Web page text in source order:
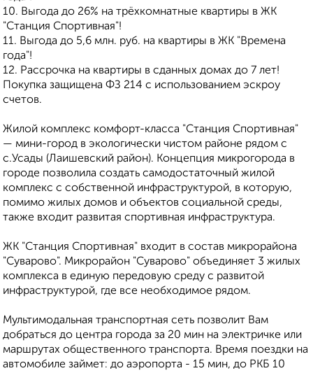
10. Выгода до 26% на трёхкомнатные квартиры в ЖК
"Станция Спортивная"!
11. Выгода до 5,6 млн. руб. на квартиры в ЖК "Времена
года"!
12. Рассрочка на квартиры в сданных домах до 7 лет!
Покупка защищена ФЗ 214 с использованием эскроу
счетов.
Жилой комплекс комфорт-класса "Станция Спортивная"
— мини-город в экологически чистом районе рядом с
с.Усады (Лаишевский район). Концепция микрогорода в
городе позволила создать самодостаточный жилой
комплекс с собственной инфраструктурой, в которую,
помимо жилых домов и объектов социальной среды,
также входит развитая спортивная инфраструктура.
ЖК "Станция Спортивная" входит в состав микрорайона
"Суварово". Микрорайон "Суварово" объединяет 3 жилых
комплекса в единую передовую среду с развитой
инфраструктурой, где все необходимое рядом.
Мультимодальная транспортная сеть позволит Вам
добраться до центра города за 20 мин на электричке или
маршрутах общественного транспорта. Время поездки на
автомобиле займет: до аэропорта - 15 мин, до РКБ 10